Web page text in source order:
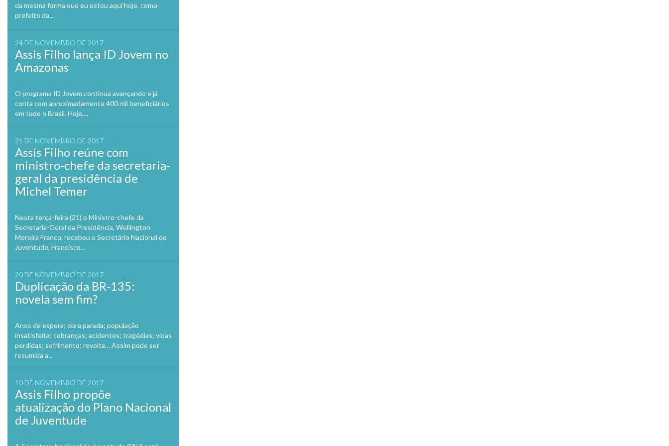
da mesma forma que eu estou aqui hoje, como
prefeito da...
24 DE NOVEMBRO DE 2017
Assis Filho lança ID Jovem no
Amazonas
O programa ID Jovem continua avançando e já
conta com aproximadamente 400 mil beneficiários
em todo o Brasil. Hoje,...
21 DE NOVEMBRO DE 2017
Assis Filho reúne com
ministro-chefe da secretaria-
geral da presidência de
Michel Temer
Nesta terça-feira (21) o Ministro-chefe da
Secretaria-Geral da Presidência, Wellington
Moreira Franco, recebeu o Secretário Nacional de
Juventude, Francisco...
20 DE NOVEMBRO DE 2017
Duplicação da BR-135:
novela sem fim?
Anos de espera; obra parada; população
insatisfeita; cobranças; acidentes; tragédias; vidas
perdidas; sofrimento; revolta… Assim pode ser
resumida a...
10 DE NOVEMBRO DE 2017
Assis Filho propõe
atualização do Plano Nacional
de Juventude